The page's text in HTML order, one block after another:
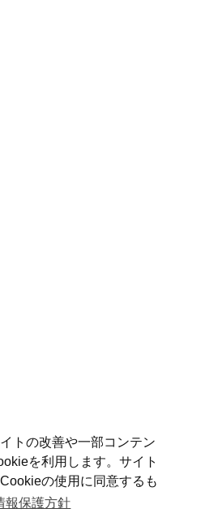
トの改善や一部コンテン
を利用します。サイト
の使用に同意するも
報保護方針